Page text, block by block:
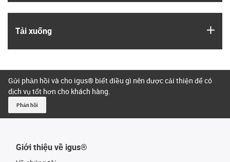
Tải xuống
Gửi phản hồi và cho igus® biết điều gì nên được cải thiện để có
dịch vụ tốt hơn cho khách hàng.
Phản hồi
Giới thiệu về igus®